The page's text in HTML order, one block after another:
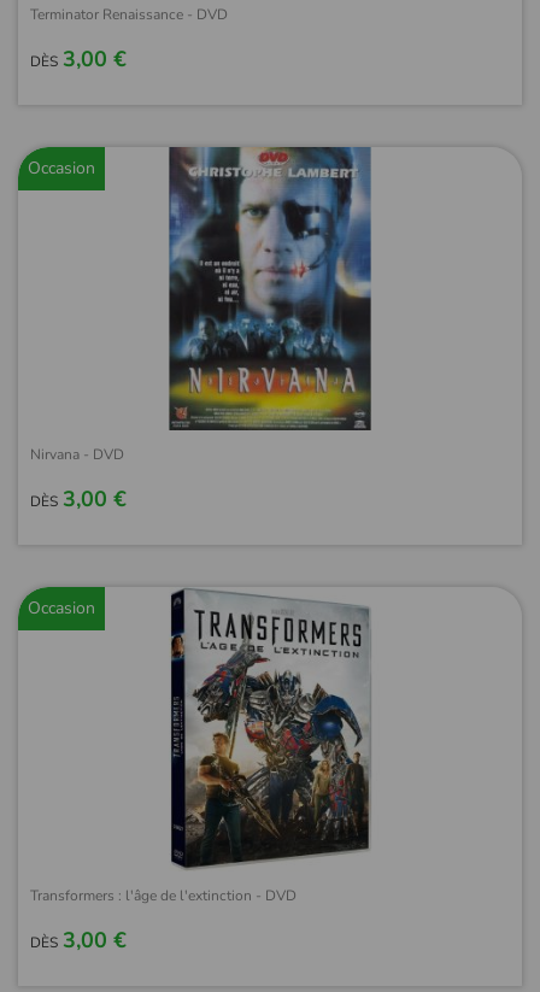
Terminator Renaissance - DVD
DÈS 3,00 €
Occasion
Nirvana - DVD
DÈS 3,00 €
Occasion
Transformers : l'âge de l'extinction - DVD
DÈS 3,00 €